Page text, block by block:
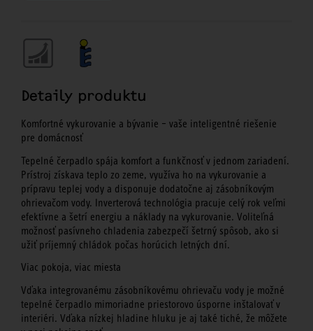
Detaily produktu
Komfortné vykurovanie a bývanie – vaše inteligentné riešenie
pre domácnosť
Tepelné čerpadlo spája komfort a funkčnosť v jednom zariadení.
Prístroj získava teplo zo zeme, využíva ho na vykurovanie a
prípravu teplej vody a disponuje dodatočne aj zásobníkovým
ohrievačom vody. Inverterová technológia pracuje celý rok veľmi
efektívne a šetrí energiu a náklady na vykurovanie. Voliteľná
možnosť pasívneho chladenia zabezpečí šetrný spôsob, ako si
užiť príjemný chládok počas horúcich letných dní.
Viac pokoja, viac miesta
Vďaka integrovanému zásobníkovému ohrievaču vody je možné
tepelné čerpadlo mimoriadne priestorovo úsporne inštalovať v
interiéri. Vďaka nízkej hladine hluku je aj také tiché, že môžete